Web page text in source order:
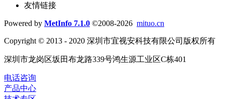
友情链接
Powered by MetInfo 7.1.0 ©2008-2026 mituo.cn
Copyright © 2013 - 2020 深圳市宜视安科技有限公司版权所有
深圳市龙岗区坂田布龙路339号鸿生源工业区C栋401
电话咨询
产品中心